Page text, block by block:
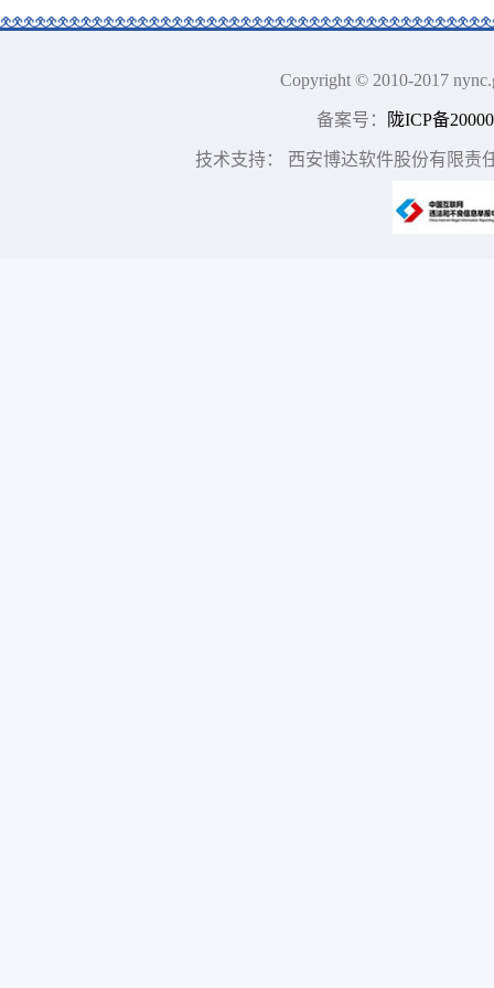
Copyright © 2010-2017
备案号： 陇ICP备
技术支持： 西安博达软件股份有限责